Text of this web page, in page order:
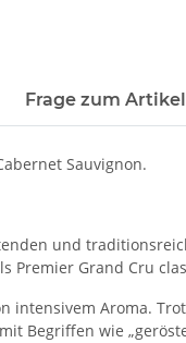
Frage zum Artikel
Sauvignon.
und
Premier Grand Cru
intensivem Aroma.
Begriffen wie